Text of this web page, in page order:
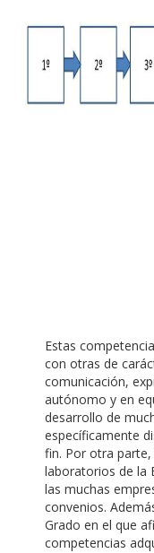
Estas
con otras de
comunicación,
autónomo y en
desarrollo de
específicamente
fin. Por otra
laboratorios de la
las muchas
convenios.
Grado en el que
competencias